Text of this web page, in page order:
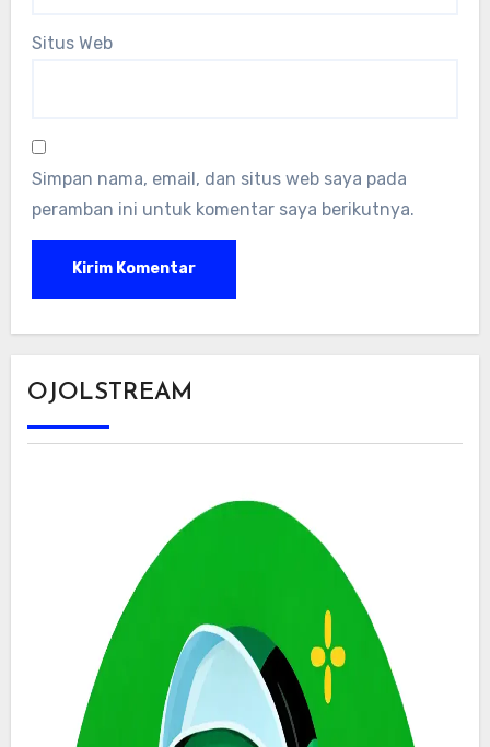
Situs Web
Simpan nama, email, dan situs web saya pada
peramban ini untuk komentar saya berikutnya.
OJOLSTREAM